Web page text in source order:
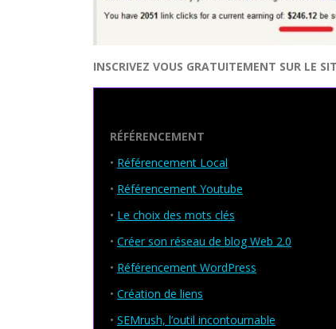
INSCRIVEZ VOUS GRATUITEMENT SUR LE
RÉFÉRENCEMENT
• Référencement Local
• Référencement Youtube
• Le choix des mots clés
• Créer son réseau de blog Web 2.0
• Référencement WordPress
• Création de liens
• SEMrush, l’outil incontournable